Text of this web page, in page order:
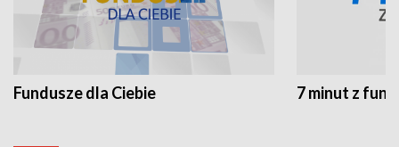
Fundusze dla Ciebie 7 minut z